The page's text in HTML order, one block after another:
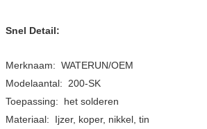
Snel Detail:
Merknaam: WATERUN/
Modelaantal: 200-SK
Toepassing: het solderen
Materiaal: Ijzer, koper, nikkel, tin